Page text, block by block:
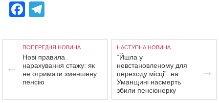
Facebook
ПОПЕРЕДНЯ НОВИНА
Нові правила
нарахування стажу: як
не отримати зменшену
пенсію
НАСТУПНА НОВИНА
“Йшла у
невстановленому для
переходу місці”: на
Уманщині насмерть
збили пенсіонерку